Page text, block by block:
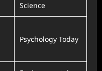
Science
Psychology Today